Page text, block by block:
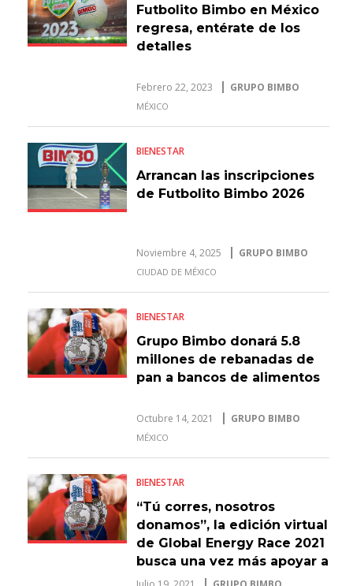
Futbolito Bimbo en México
regresa, entérate de los
detalles
Febrero 22, 2023 GRUPO BIMBO
MÉXICO
BIENESTAR
Arrancan las inscripciones
de Futbolito Bimbo 2026
Noviembre 4, 2025 GRUPO BIMBO
CIUDAD DE MÉXICO
BIENESTAR
Grupo Bimbo donará 5.8
millones de rebanadas de
pan a bancos de alimentos
Octubre 14, 2021 GRUPO BIMBO
MÉXICO
BIENESTAR
“Tú corres, nosotros
donamos”, la edición virtual
de Global Energy Race 2021
busca una vez más apoyar a
quienes más lo necesitan